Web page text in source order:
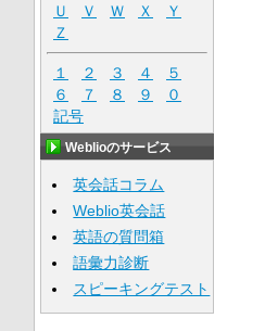
Ｕ
Ｖ Ｗ Ｘ
Ｙ
Ｚ
１ ２ ３ ４
５
６
７ ８ ９
０
記号
Weblioのサービス
英会話コラム
Weblio英会話
英語の質問箱
語彙力診断
スピーキングテスト